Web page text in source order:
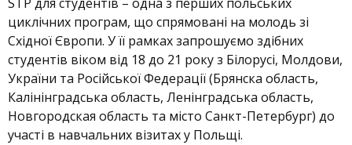
циклічних програм, що спрямовані на молодь зі
Східної Європи. У її рамках запрошуємо здібних
студентів віком від 18 до 21 року з Білорусі, Молдови,
України та Російської Федерації (Брянска область,
Калінінградська область, Ленінградська область,
Новгородская область та місто Санкт-Петербург) до
участі в навчальних візитах у Польщі.